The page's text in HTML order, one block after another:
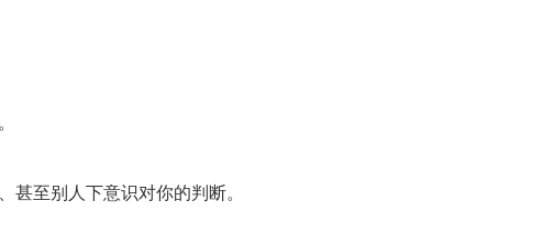
至别人下意识对你的判断。